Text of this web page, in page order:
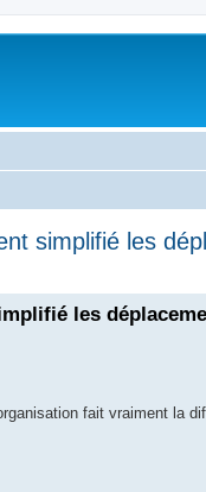
simplifié les
les
fait vraiment la